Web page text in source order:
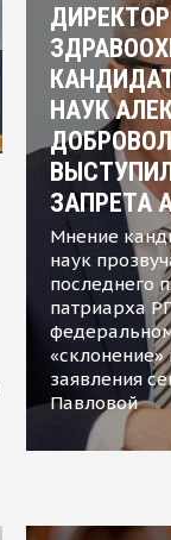
НАУК
ЗАПРЕТА
Мнение
наук
последнего
патриарха
заявления
Павловой